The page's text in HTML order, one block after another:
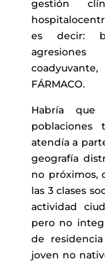
gestión
es decir:
FÁRMACO.
Habría
atendía a
geografía
no próximos,
las 3 clases
actividad
pero no
de
joven no